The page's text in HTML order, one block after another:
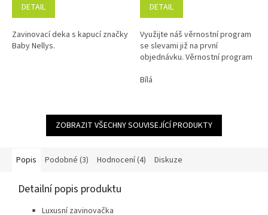
DETAIL
Zavinovací deka s kapucí značky
Baby Nellys.
DETAIL
Využijte náš věrnostní program
se slevami již na první
objednávku. Věrnostní program
Bílá
ZOBRAZIT VŠECHNY SOUVISEJÍCÍ PRODUKTY
Popis Podobné (3) Hodnocení (4) Diskuze
Detailní popis produktu
Luxusní zavinovačka